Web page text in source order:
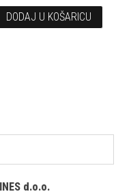
DODAJ U KOŠARICU
d.o.o.